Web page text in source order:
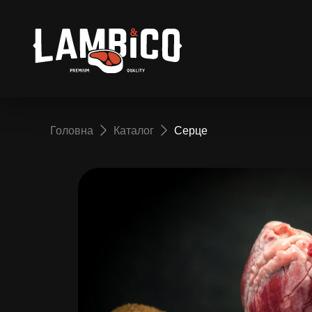
Головна Каталог Серце